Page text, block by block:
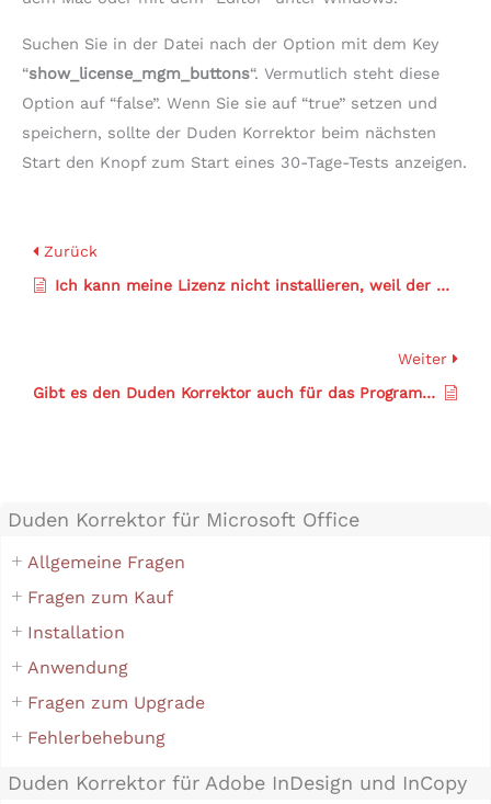
Suchen Sie in der Datei nach der Option mit dem Key
“show_license_mgm_buttons“. Vermutlich steht diese
Option auf “false”. Wenn Sie sie auf “true” setzen und
speichern, sollte der Duden Korrektor beim nächsten
Start den Knopf zum Start eines 30-Tage-Tests anzeigen.
Zurück
Ich kann meine Lizenz nicht installieren, weil der Button “Lizenz installieren” fehlt
Weiter
Gibt es den Duden Korrektor auch für das Programm …
Duden Korrektor für Microsoft Office
Allgemeine Fragen
Fragen zum Kauf
Installation
Anwendung
Fragen zum Upgrade
Fehlerbehebung
Duden Korrektor für Adobe InDesign und InCopy